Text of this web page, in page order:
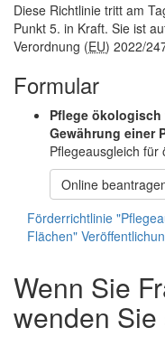
Diese Richtlinie tritt am
Punkt 5. in Kraft. Sie ist
Verordnung (EU) 2022/
Formular
Pflege
Gewährung einer
Pflegeausgleich für
Online
Förderrichtlinie
Flächen"
Wenn Sie
wenden